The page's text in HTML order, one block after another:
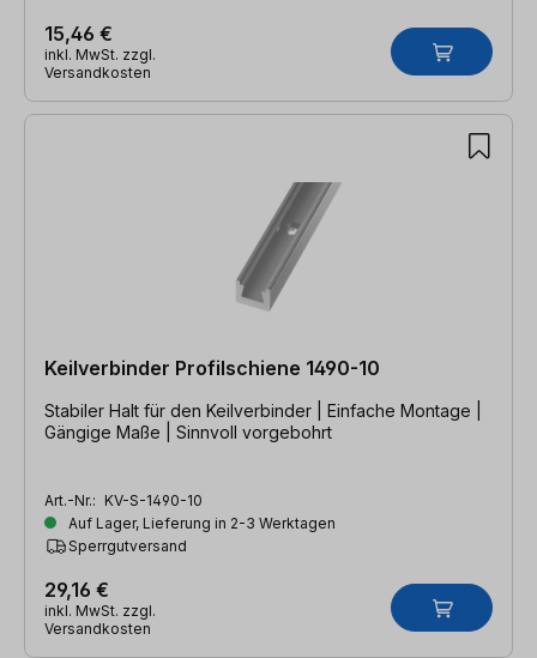
15,46 €
inkl. MwSt. zzgl.
Versandkosten
Keilverbinder Profilschiene 1490-10
Stabiler Halt für den Keilverbinder | Einfache Montage |
Gängige Maße | Sinnvoll vorgebohrt
Art.-Nr.: KV-S-1490-10
Auf Lager, Lieferung in 2-3 Werktagen
Sperrgutversand
29,16 €
inkl. MwSt. zzgl.
Versandkosten